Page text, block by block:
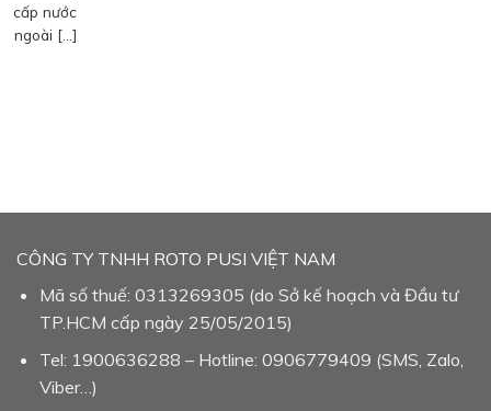
cấp nước
ngoài […]
CÔNG TY TNHH ROTO PUSI VIỆT NAM
Mã số thuế: 0313269305 (do Sở kế hoạch và Đầu tư
TP.HCM cấp ngày 25/05/2015)
Tel: 1900636288 – Hotline: 0906779409 (SMS, Zalo,
Viber…)